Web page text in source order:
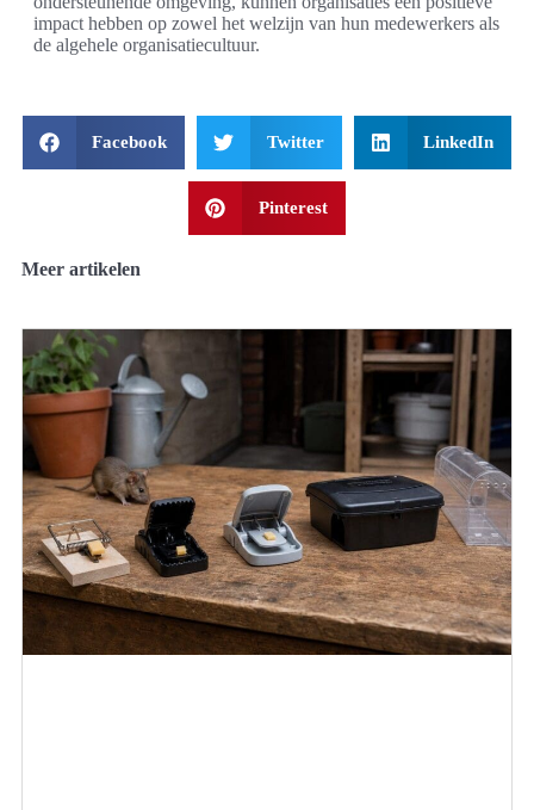
impact hebben op zowel het welzijn van hun medewerkers als
de algehele organisatiecultuur.
Facebook Twitter LinkedIn
Pinterest
Meer artikelen